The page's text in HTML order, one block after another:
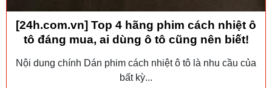
[24h.com.vn] Top 4 hãng phim cách nhiệt ô
tô đáng mua, ai dùng ô tô cũng nên biết!
Nội dung chính Dán phim cách nhiệt ô tô là nhu cầu của
bất kỳ...